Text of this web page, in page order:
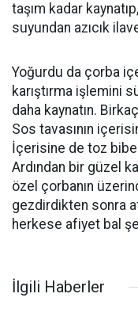
taşım kadar
suyundan azıcık
Yoğurdu da çorba
karıştırma işlemini
daha kaynatın.
Sos tavasının
İçerisine de toz
Ardından bir güzel
özel çorbanın
gezdirdikten sonra
herkese afiyet bal
İlgili Haberler